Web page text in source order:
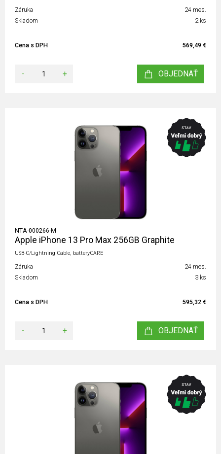
Záruka
24 mes.
Skladom
2 ks
Cena s DPH 569,49 €
- + OBJEDNAŤ
NTA-000266-M
Apple iPhone 13 Pro Max 256GB Graphite
USB-C/Lightning Cable, batteryCARE
Záruka
24 mes.
Skladom
3 ks
Cena s DPH 595,32 €
- + OBJEDNAŤ